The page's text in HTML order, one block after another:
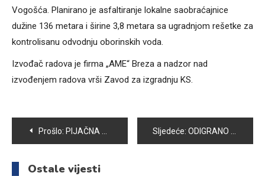
Vogošća. Planirano je asfaltiranje lokalne saobraćajnice
dužine 136 metara i širine 3,8 metara sa ugradnjom rešetke za
kontrolisanu odvodnju oborinskih voda.
Izvođač radova je firma „AME“ Breza a nadzor nad
izvođenjem radova vrši Zavod za izgradnju KS.
Navigacija
članaka
Prošlo: PIJAČNA PONUDA RAZNOVRSNA I BOGATA, KUPOVNA MOĆ SVE SLABIJA Sljedeće: ODIGRANO 5. KOLO FUDBALSKE LIGE KANTONA SARAJEVO
Ostale vijesti